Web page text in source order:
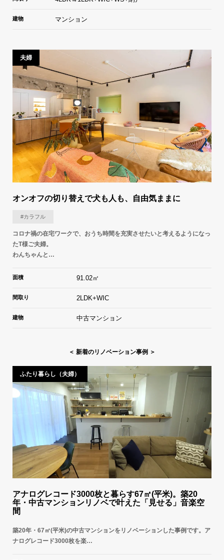
建物 マンション
夫婦
オンオフの切り替えで​犬も人も、自由気ままに
#カラフル
コロナ禍の在宅ワークで、おうち時間を充実させたいと考えるようになっ
たT様ご夫婦。
わんちゃんと…
面積 91.02㎡
間取り 2LDK+WIC
建物 中古マンション
＜ 新着のリノベーション事例 ＞
ふたり暮らし（夫婦）
アナログレコード3000枚と暮らす67㎡(平米)。築20
年・中古マンションリノベで叶えた「見せる」音楽空
間
築20年・67㎡(平米)の中古マンションをリノベーションした事例です。ア
ナログレコード3000枚を楽…